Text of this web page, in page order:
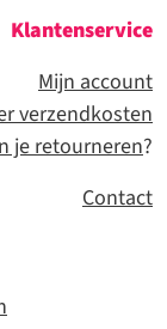
Klantenservice
Mijn account
verzendkosten
je retourneren?
Contact